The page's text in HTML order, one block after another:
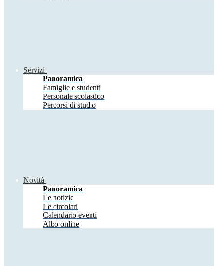
Servizi
Panoramica
Famiglie e studenti
Personale scolastico
Percorsi di studio
Novità
Panoramica
Le notizie
Le circolari
Calendario eventi
Albo online